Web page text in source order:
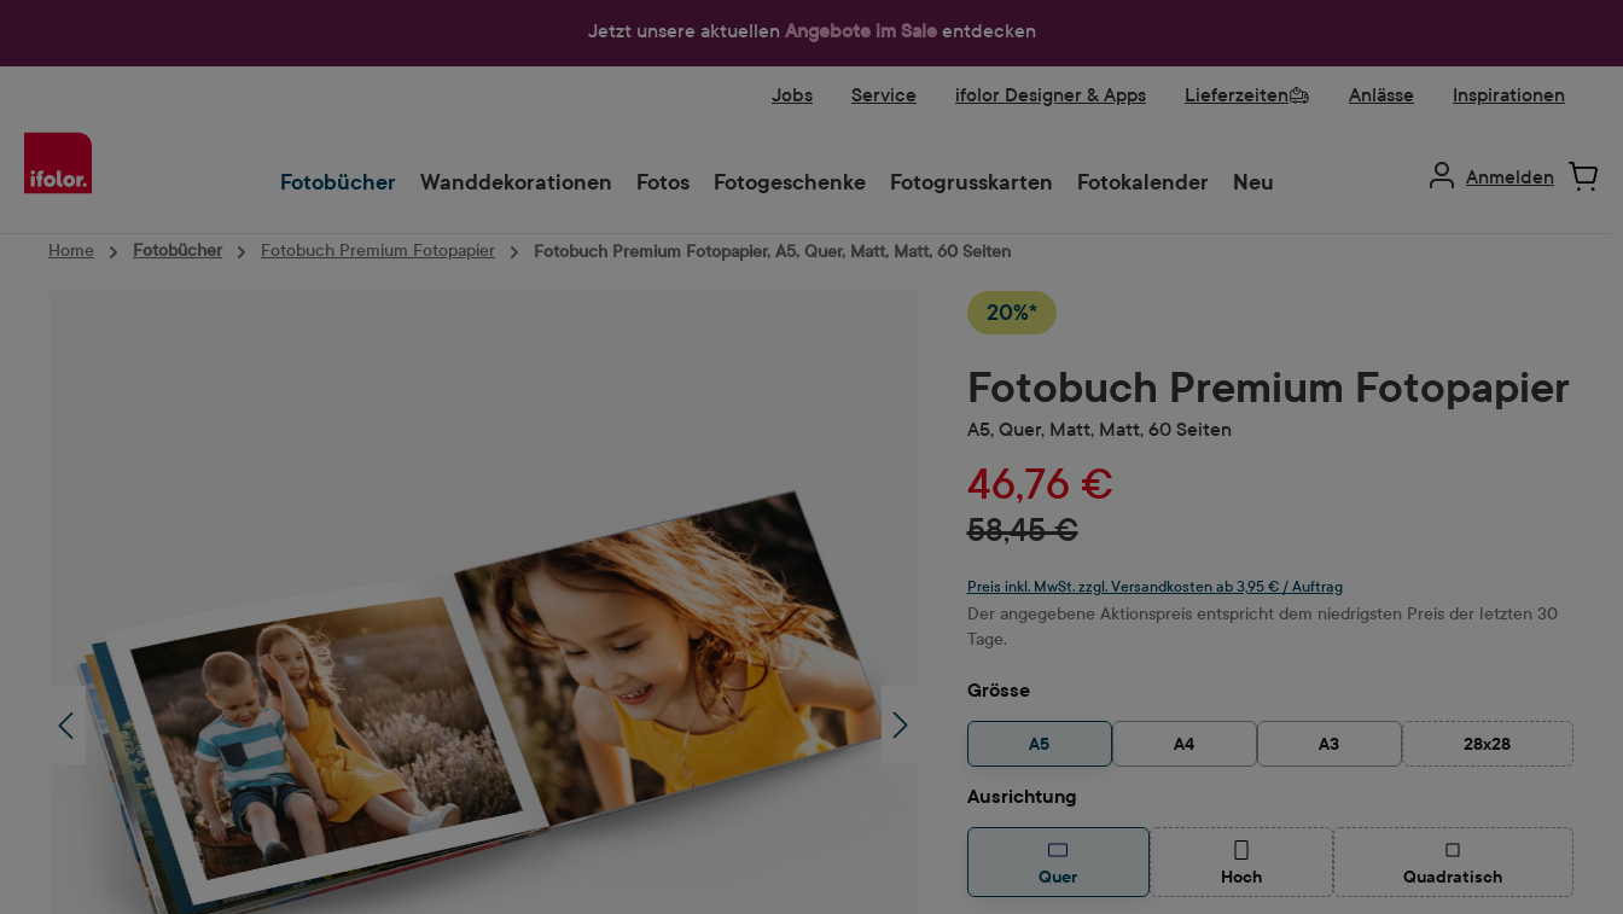
Jetzt unsere aktuellen Angebote im Sale entdecken
Jobs Service ifolor Designer & Apps Lieferzeiten Anlässe Inspirationen
Fotobücher Wanddekorationen Fotos Fotogeschenke Fotogrusskarten Fotokalender Neu Anmelden
Home Fotobücher Fotobuch Premium Fotopapier Fotobuch Premium Fotopapier, A5, Quer, Matt, Matt, 60 Seiten
20%*
Fotobuch Premium Fotopapier
A5, Quer, Matt, Matt, 60 Seiten
46,76 €
58,45 €
Preis inkl. MwSt. zzgl. Versandkosten ab 3,95 € / Auftrag
Der angegebene Aktionspreis entspricht dem niedrigsten Preis der letzten 30
Tage.
Grösseauswählen
A5 A4 A3 28x28
(Diese Option ist
Ausrichtungauswählen
Quer Hoch
(Diese Option ist zurzeit nicht verfügbar.)
Quadratisch(Diese Option ist zurzeit